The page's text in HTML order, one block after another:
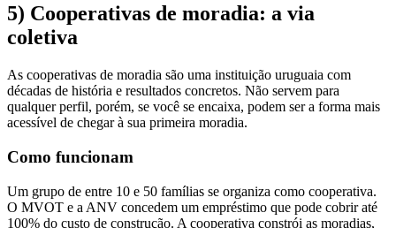
5) Cooperativas de moradia: a via
coletiva
As cooperativas de moradia são uma instituição uruguaia com
décadas de história e resultados concretos. Não servem para
qualquer perfil, porém, se você se encaixa, podem ser a forma mais
acessível de chegar à sua primeira moradia.
Como funcionam
Um grupo de entre 10 e 50 famílias se organiza como cooperativa.
O MVOT e a ANV concedem um empréstimo que pode cobrir até
100% do custo de construção. A cooperativa constrói as moradias,